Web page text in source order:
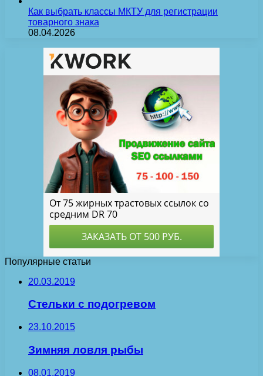
Как выбрать классы МКТУ для регистрации
товарного знака
08.04.2026
Популярные статьи
20.03.2019
Стельки с подогревом
23.10.2015
Зимняя ловля рыбы
08.01.2019